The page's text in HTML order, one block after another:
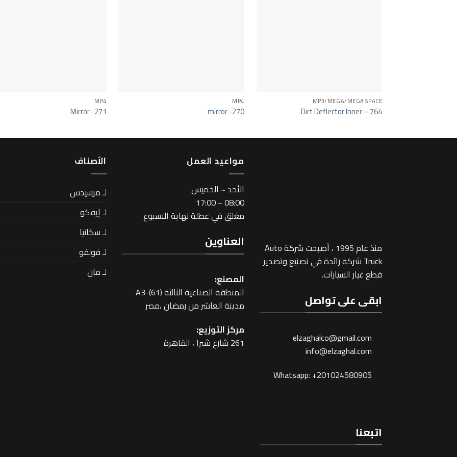
MP3/MEGA/MEGA SPACE
Dirt Deflector Inner – 764
MP4
mirror -270
MP4
Mirror -271
منذ عام 1995 ، أصبحت شركة Auto
Truck شركة رائدة في تصنيع وتصدير
قطع غيار السيارات.
ابقى على تواصل
elzaghalco@gmail.com
info@elzaghal.com
Whatsapp: +201024580905
اتبعنا
مواعيد العمل
اﻷحد ~ الخميس
08:00 ~ 17:00
مغلق في عطلة نهاية الاسبوع
العناوين
المصنع:
المنطقة الصناعية الثالثة A3-(61)
مدينة العاشر من رمضان ،مصر
مركز التوزيع:
261 شارع شبرا ، القاهرة
اﻷصناف
لـ مرسيدس
لـ إيفكو
لـ سكانيا
لـ فولفو
لـ مان